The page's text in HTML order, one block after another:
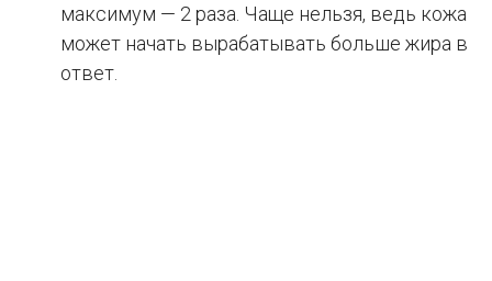
максимум — 2 раза. Чаще нельзя, ведь кожа
может начать вырабатывать больше жира в
ответ.